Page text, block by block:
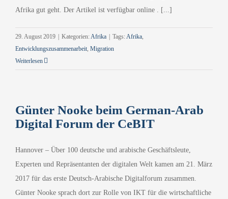
Afrika gut geht. Der Artikel ist verfügbar online . [...]
29. August 2019 Kategorien:Afrika Tags:Afrika,
Entwicklungszusammenarbeit, Migration
Weiterlesen
Günter Nooke beim German-Arab
Digital Forum der CeBIT
Hannover – Über 100 deutsche und arabische Geschäftsleute,
Experten und Repräsentanten der digitalen Welt kamen am 21. März
2017 für das erste Deutsch-Arabische Digitalforum zusammen.
Günter Nooke sprach dort zur Rolle von IKT für die wirtschaftliche